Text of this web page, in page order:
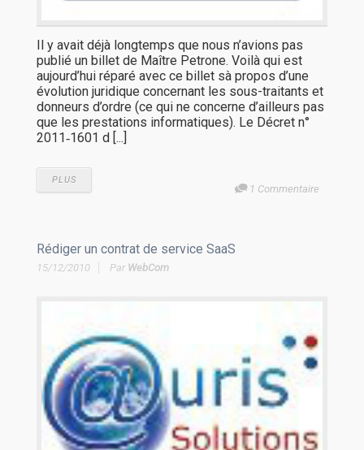
Il y avait déjà longtemps que nous n’avions pas
publié un billet de Maître Petrone. Voilà qui est
aujourd’hui réparé avec ce billet sà propos d’une
évolution juridique concernant les sous-traitants et
donneurs d’ordre (ce qui ne concerne d’ailleurs pas
que les prestations informatiques). Le Décret n°
2011­‐1601 d [...]
PLUS
1 Commentaire
Rédiger un contrat de service SaaS
15/12/2010 Par WebCom